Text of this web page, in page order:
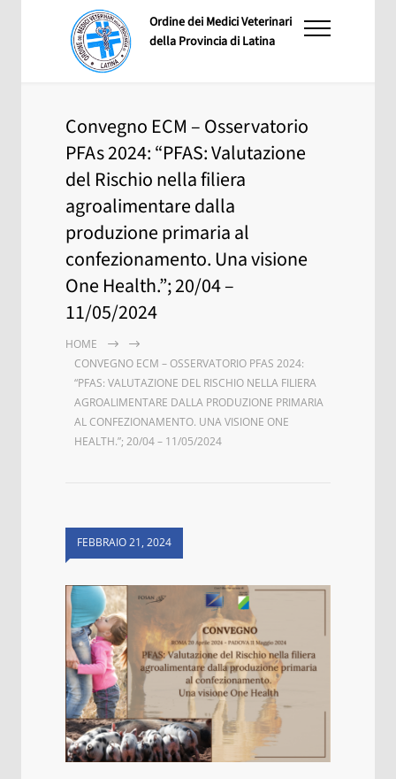
Ordine dei Medici Veterinari
della Provincia di Latina
Convegno ECM – Osservatorio
PFAs 2024: “PFAS: Valutazione
del Rischio nella filiera
agroalimentare dalla
produzione primaria al
confezionamento. Una visione
One Health.”; 20/04 –
11/05/2024
HOME
CONVEGNO ECM – OSSERVATORIO PFAS 2024:
“PFAS: VALUTAZIONE DEL RISCHIO NELLA FILIERA
AGROALIMENTARE DALLA PRODUZIONE PRIMARIA
AL CONFEZIONAMENTO. UNA VISIONE ONE
HEALTH.”; 20/04 – 11/05/2024
FEBBRAIO 21, 2024